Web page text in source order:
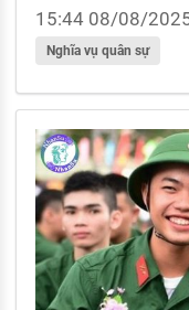
định về lĩnh vực
chính quyền địa
15:44 08/08/
Nghĩa vụ quân sự